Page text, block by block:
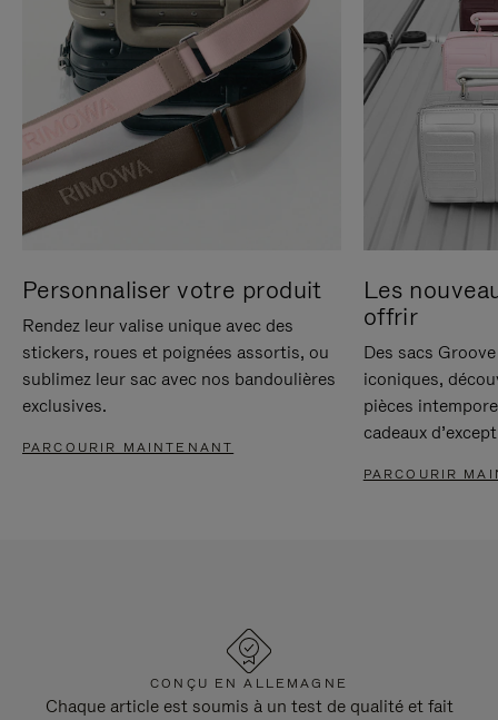
Personnaliser votre produit
Rendez leur valise unique avec des
stickers, roues et poignées assortis, ou
sublimez leur sac avec nos bandoulières
exclusives.
PARCOURIR MAINTENANT
Les
offrir
Des sacs
iconiques,
pièces
cadeaux
PARCOURIR
CONÇU EN ALLEMAGNE
Chaque article est soumis à un test de qualité et fait